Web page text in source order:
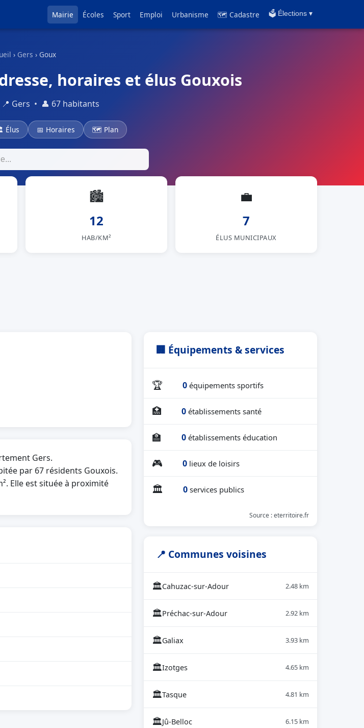
Mairie Écoles Sport Emploi Urbanisme 🗺 Cadastre 🗳️ Élections ▾
› Gers › Goux
horaires et élus Gouxois
Gers • 👤 67 habitants
Élus 📅 Horaires 🗺 Plan
🏙
12
HAB/KM²
💼
7
ÉLUS MUNICIPAUX
Gers.
par 67 résidents Gouxois.
Elle est située à proximité
🏢 Équipements & services
🏆 0 équipements sportifs
🏥 0 établissements santé
🏫 0 établissements éducation
🎮 0 lieux de loisirs
🏛 0 services publics
Source : eterritoire.fr
📍 Communes voisines
🏛Cahuzac-sur-Adour 2.48 km
🏛Préchac-sur-Adour 2.92 km
🏛Galiax 3.93 km
🏛Izotges 4.65 km
🏛Tasque 4.81 km
🏛Jû-Belloc 6.15 km